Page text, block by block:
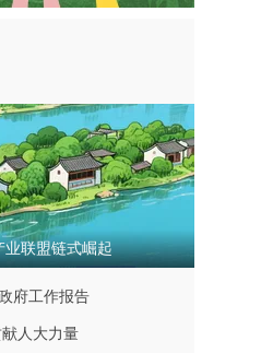
业联盟链式崛起
府工作报告
献人大力量